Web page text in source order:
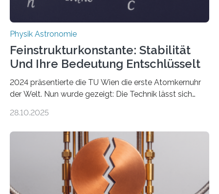
Physik Astronomie
Feinstrukturkonstante: Stabilität
Und Ihre Bedeutung Entschlüsselt
2024 präsentierte die TU Wien die erste Atomkernuhr
der Welt. Nun wurde gezeigt: Die Technik lässt sich
fundamentalen Physik nachzugehen. Thorium-
Messungen verwenden. Das hatte man jahrzehntelang
vermutet, weltweit war nach den passenden
Atomkern-Zuständen gesucht worden, 2024 gelang
einem Team der TU Wien mit Unterstützung
internationaler Partner der entscheidende Durchbruch:
28.10.2025